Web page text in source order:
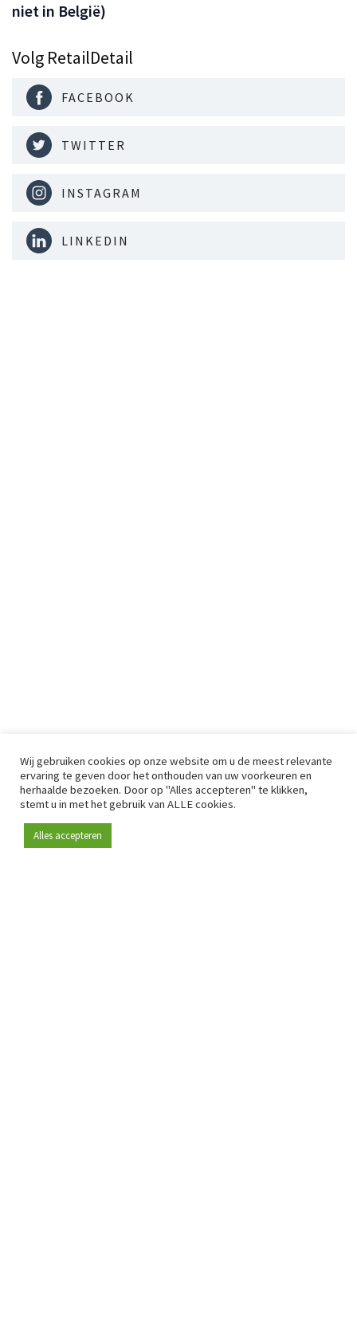
niet in België)
Volg RetailDetail
FACEBOOK
TWITTER
INSTAGRAM
LINKEDIN
Wij gebruiken cookies op onze website om u de meest relevante
ervaring te geven door het onthouden van uw voorkeuren en
herhaalde bezoeken. Door op "Alles accepteren" te klikken,
stemt u in met het gebruik van ALLE cookies.
Alles accepteren